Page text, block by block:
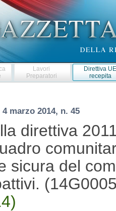
Lavori
Preparatori
Direttiva
recepita
4 marzo 2014, n. 45
direttiva
sicura del